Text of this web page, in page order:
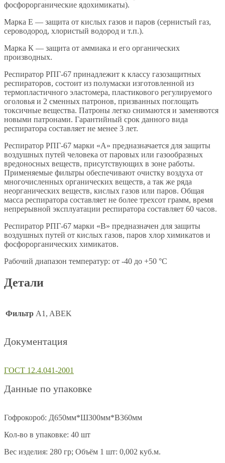
фосфорорганические ядохимикаты).
Марка Е — защита от кислых газов и паров (сернистый газ,
сероводород, хлористый водород и т.п.).
Марка К — защита от аммиака и его органических
производных.
Респиратор РПГ-67 принадлежит к классу газозащитных
респираторов, состоит из полумаски изготовленной из
термопластичного эластомера, пластикового регулируемого
оголовья и 2 сменных патронов, призванных поглощать
токсичные вещества. Патроны легко снимаются и заменяются
новыми патронами. Гарантийный срок данного вида
респиратора составляет не менее 3 лет.
Респиратор РПГ-67 марки «А» предназначается для защиты
воздушных путей человека от паровых или газообразных
вредоносных веществ, присутствующих в зоне работы.
Применяемые фильтры обеспечивают очистку воздуха от
многочисленных органических веществ, а так же ряда
неорганических веществ, кислых газов или паров. Общая
масса респиратора составляет не более трехсот грамм, время
непрерывной эксплуатации респиратора составляет 60 часов.
Респиратор РПГ-67 марки «В» предназначен для защиты
воздушных путей от кислых газов, паров хлор химикатов и
фосфорорганических химикатов.
Рабочий диапазон температур: от -40 до +50 °С
Детали
Фильтр A1, ABEK
Документация
ГОСТ 12.4.041-2001
Данные по упаковке
Гофрокороб: Д650мм*Ш300мм*В360мм
Кол-во в упаковке: 40 шт
Вес изделия: 280 гр; Объём 1 шт: 0,002 куб.м.